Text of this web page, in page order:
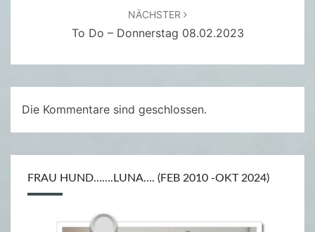
D
O
M
A
N
NÄCHSTER
To Do – Donnerstag 08.02.2023
Die Kommentare sind geschlossen.
FRAU HUND…….LUNA…. (FEB 2010 -OKT 2024)